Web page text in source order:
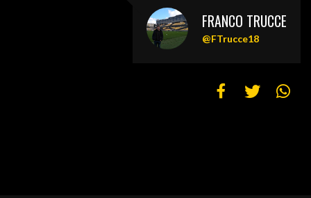
FRANCO TRUCCE
@FTrucce18